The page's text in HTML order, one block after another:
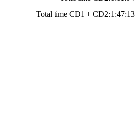
Total time CD1 + CD2: 1:47:13